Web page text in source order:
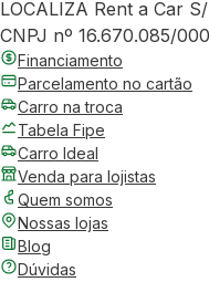
LOCALIZA Rent a Car
CNPJ nº 16.670.085/
Financiamento
Parcelamento no cartão
Carro na troca
Tabela Fipe
Carro Ideal
Venda para lojistas
Quem somos
Nossas lojas
Blog
Dúvidas